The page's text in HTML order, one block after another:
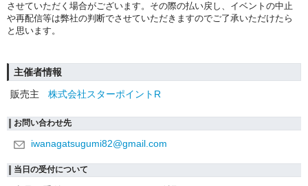
させていただく場合がございます。その際の払い戻し、イベントの中止
や再配信等は弊社の判断でさせていただきますのでご了承いただけたら
と思います。
主催者情報
販売主
株式会社スターポイントR
お問い合わせ先
iwanagatsugumi82@gmail.com
当日の受付について